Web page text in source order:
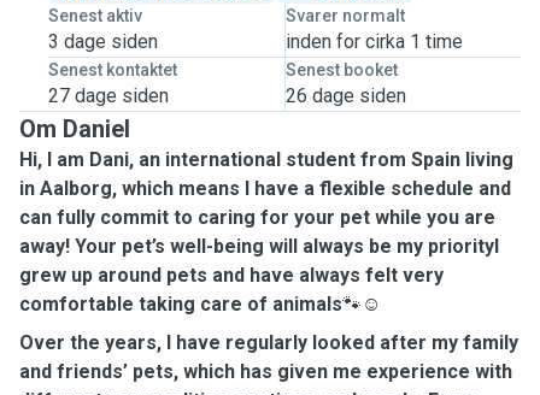
Senest aktiv
3 dage siden
Svarer normalt
inden for cirka 1 time
Senest kontaktet
27 dage siden
Senest booket
26 dage siden
Om Daniel
Hi, I am Dani, an international student from Spain living
in Aalborg, which means I have a flexible schedule and
can fully commit to caring for your pet while you are
away! Your pet’s well-being will always be my priorityI
grew up around pets and have always felt very
comfortable taking care of animals🐾☺️
Over the years, I have regularly looked after my family
and friends’ pets, which has given me experience with